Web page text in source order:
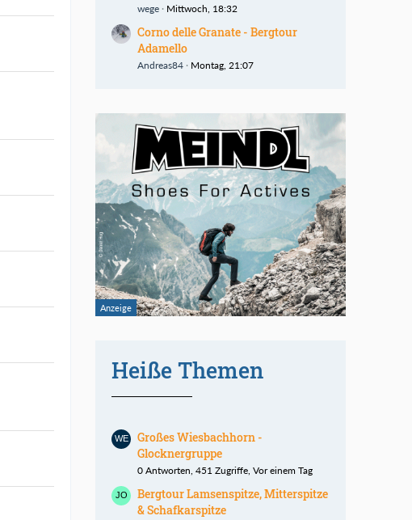
wege Mittwoch, 18:32
Corno delle Granate - Bergtour
Adamello
Andreas84 Montag, 21:07
Heiße Themen
Großes Wiesbachhorn -
Glocknergruppe
0 Antworten, 451 Zugriffe, Vor einem Tag
Bergtour Lamsenspitze, Mitterspitze
& Schafkarspitze